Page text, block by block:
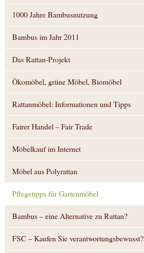
1000 Jahre Bambusnutzung
Bambus im Jahr 2011
Das Rattan-Projekt
Ökomöbel, grüne Möbel, Biomöbel
Rattanmöbel: Informationen und Tipps
Fairer Handel – Fair Trade
Möbelkauf im Internet
Möbel aus Polyrattan
Pflegetipps für Gartenmöbel
Bambus – eine Alternative zu Rattan?
FSC – Kaufen Sie verantwortungsbewusst?